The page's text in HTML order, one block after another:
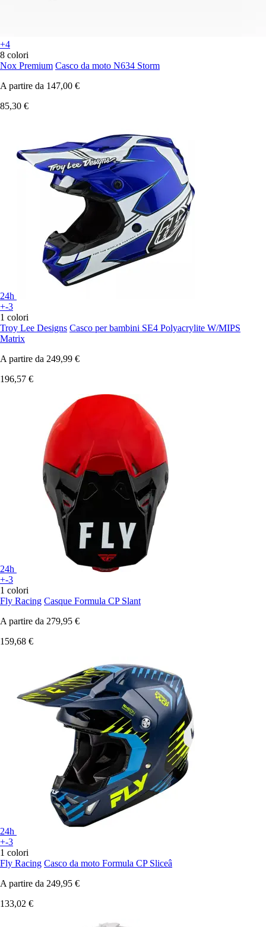
+4
8 colori
Nox Premium Casco da moto N634 Storm
A partire da 147,00 €
85,30 €
24h
+-3
1 colori
Troy Lee Designs Casco per bambini SE4 Polyacrylite W/MIPS
Matrix
A partire da 249,99 €
196,57 €
24h
+-3
1 colori
Fly Racing Casque Formula CP Slant
A partire da 279,95 €
159,68 €
24h
+-3
1 colori
Fly Racing Casco da moto Formula CP Sliceâ
A partire da 249,95 €
133,02 €